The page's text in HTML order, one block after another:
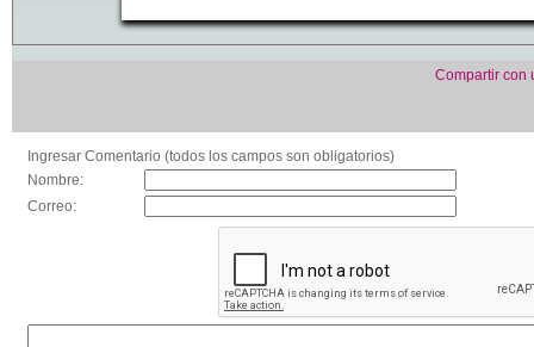
Compartir con
Ingresar Comentario (todos los campos son obligatorios)
Nombre:
Correo: